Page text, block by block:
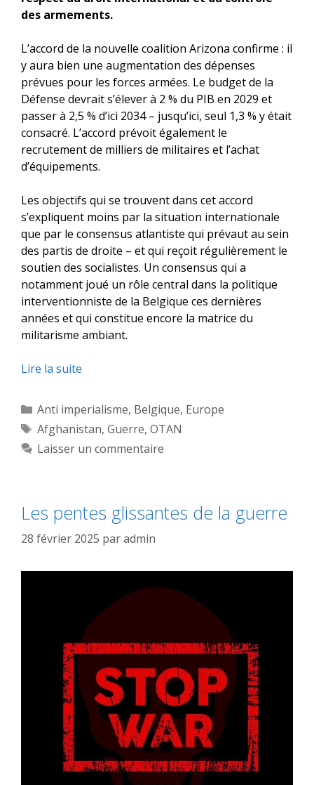
des armements.
L’accord de la nouvelle coalition Arizona confirme : il
y aura bien une augmentation des dépenses
prévues pour les forces armées. Le budget de la
Défense devrait s’élever à 2 % du PIB en 2029 et
passer à 2,5 % d’ici 2034 – jusqu’ici, seul 1,3 % y était
consacré. L’accord prévoit également le
recrutement de milliers de militaires et l’achat
d’équipements.
Les objectifs qui se trouvent dans cet accord
s’expliquent moins par la situation internationale
que par le consensus atlantiste qui prévaut au sein
des partis de droite – et qui reçoit régulièrement le
soutien des socialistes. Un consensus qui a
notamment joué un rôle central dans la politique
interventionniste de la Belgique ces dernières
années et qui constitue encore la matrice du
militarisme ambiant.
Lire la suite
Catégories
Anti imperialisme, Belgique, Europe
Étiquettes
Afghanistan, Guerre, OTAN
Laisser un commentaire
Les pentes glissantes de la guerre
28 février 2025 paradmin